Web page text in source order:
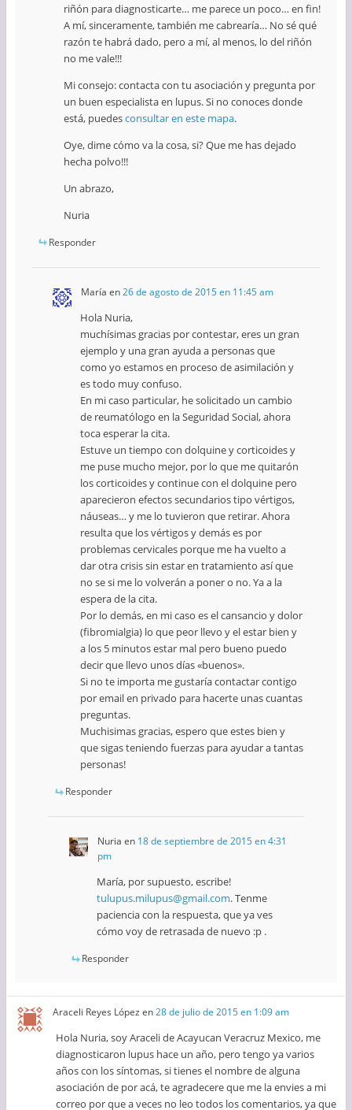
riñón para diagnosticarte… me parece un poco… en fin!
A mí, sinceramente, también me cabrearía… No sé qué
razón te habrá dado, pero a mí, al menos, lo del riñón
no me vale!!!
Mi consejo: contacta con tu asociación y pregunta por
un buen especialista en lupus. Si no conoces donde
está, puedesconsultar en este mapa.
Oye, dime cómo va la cosa, si? Que me has dejado
hecha polvo!!!
Un abrazo,
Nuria
Responder
María en26 de agosto de 2015 en 11:45 am
Hola Nuria,
muchísimas gracias por contestar, eres un gran
ejemplo y una gran ayuda a personas que
como yo estamos en proceso de asimilación y
es todo muy confuso.
En mi caso particular, he solicitado un cambio
de reumatólogo en la Seguridad Social, ahora
toca esperar la cita.
Estuve un tiempo con dolquine y corticoides y
me puse mucho mejor, por lo que me quitarón
los corticoides y continue con el dolquine pero
aparecieron efectos secundarios tipo vértigos,
náuseas… y me lo tuvieron que retirar. Ahora
resulta que los vértigos y demás es por
problemas cervicales porque me ha vuelto a
dar otra crisis sin estar en tratamiento así que
no se si me lo volverán a poner o no. Ya a la
espera de la cita.
Por lo demás, en mi caso es el cansancio y dolor
(fibromialgia) lo que peor llevo y el estar bien y
a los 5 minutos estar mal pero bueno puedo
decir que llevo unos días «buenos».
Si no te importa me gustaría contactar contigo
por email en privado para hacerte unas cuantas
preguntas.
Muchisimas gracias, espero que estes bien y
que sigas teniendo fuerzas para ayudar a tantas
personas!
Responder
Nuria en 18 de septiembre de 2015 en 4:31
pm
María, por supuesto, escribe!
tulupus.milupus@gmail.com. Tenme
paciencia con la respuesta, que ya ves
cómo voy de retrasada de nuevo :p .
Responder
Araceli Reyes López en28 de julio de 2015 en 1:09 am
Hola Nuria, soy Araceli de Acayucan Veracruz Mexico, me
diagnosticaron lupus hace un año, pero tengo ya varios
años con los síntomas, si tienes el nombre de alguna
asociación de por acá, te agradecere que me la envies a mi
correo por que a veces no leo todos los comentarios, ya que